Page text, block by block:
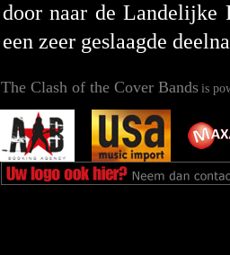
door naar de Landelijke
een zeer geslaagde
The Clash of the Cover Bands is